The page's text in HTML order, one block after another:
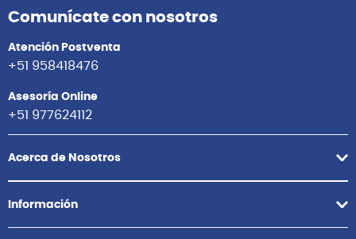
Comunícate con nosotros
Atención Postventa
+51 958418476
Asesoría Online
+51 977624112
Acerca de Nosotros
Información